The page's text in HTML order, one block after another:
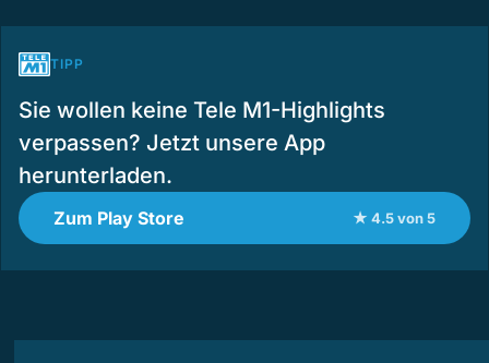
TIPP
Sie wollen keine Tele M1-Highlights
verpassen? Jetzt unsere App
herunterladen.
Zum Play Store ★ 4.5 von 5